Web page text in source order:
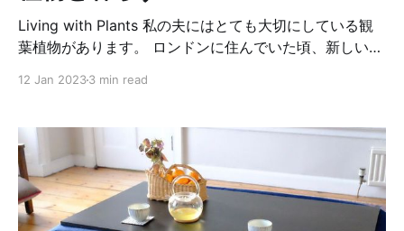
Living with Plants 私の夫にはとても大切にしている観
葉植物があります。 ロンドンに住んでいた頃、新しいオ
のなんでも屋) のお店のいちばん奥の暗がりの場所から
その鉢を見つけてきました。「こんな暗いところにいて
も元気そうだから、大丈夫かな」と思って選んだそう。
オフィスの机の上に置かれたその小さなゴムノキは毎週
金曜日に夫からコップ1杯の水をもらって、すくすく成
12 Jan 20233 min read